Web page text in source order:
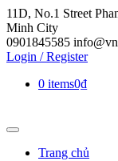
11D, No.1 Street
Minh City
0901845585
Login / Register
0 items0₫
Trang chủ